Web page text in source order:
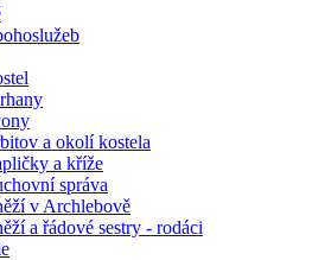
a okolí kostela
a kříže
správa
v Archlebově
a řádové sestry - rodáci